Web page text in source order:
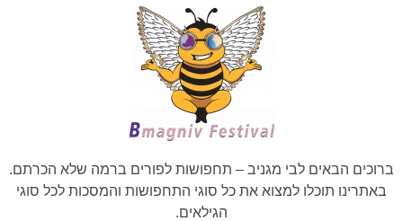
ברוכים הבאים לבי מגניב – תחפושות לפורים ברמה שלא הכרתם.
באתרינו תוכלו למצוא את כל סוגי התחפושות והמסכות לכל סוגי
הגילאים.